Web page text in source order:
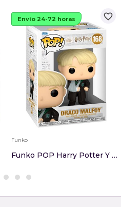
favorite_border
Envío 24-72 horas
Funko
Funko POP Harry Potter Y El Prisionero De Azkab...